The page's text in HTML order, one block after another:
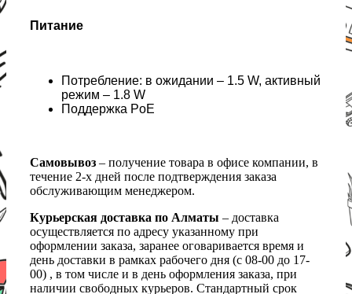
Питание
Потребление: в ожидании – 1.5 W, активный
режим – 1.8 W
Поддержка PoE
Самовывоз – получение товара в офисе компании, в
течение 2-х дней после подтверждения заказа
обслуживающим менеджером.
Курьерская доставка по Алматы – доставка
осуществляется по адресу указанному при
оформлении заказа, заранее оговаривается время и
день доставки в рамках рабочего дня (с 08-00 до 17-
00) , в том числе и в день оформления заказа, при
наличии свободных курьеров. Стандартный срок